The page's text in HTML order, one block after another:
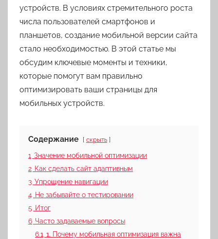
устройств. В условиях стремительного роста
числа пользователей смартфонов и
планшетов, создание мобильной версии сайта
стало необходимостью. В этой статье мы
обсудим ключевые моменты и техники,
которые помогут вам правильно
оптимизировать ваши страницы для
мобильных устройств.
Содержание скрыть
1 Значение мобильной оптимизации
2 Как сделать сайт адаптивным
3 Упрощение навигации
4 Не забывайте о тестировании
5 Итог
6 Часто задаваемые вопросы
6.1 1. Почему мобильная оптимизация важна